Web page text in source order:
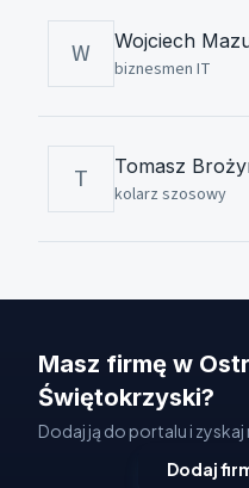
W
Wojciech
biznesmen IT
T
Tomasz
kolarz szosowy
Masz firmę w
Świętokrzyski?
Dodaj ją do portalu i
Dodaj